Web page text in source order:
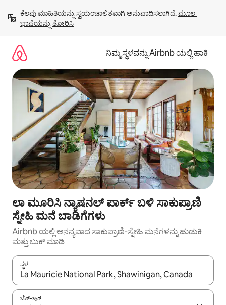
ಹೋಗಿ
ಕೆಲವು ಮಾಹಿತಿಯನ್ನು ಸ್ವಯಂಚಾಲಿತವಾಗಿ ಅನುವಾದಿಸಲಾಗಿದೆ. ಮೂಲ
ಭಾಷೆಯನ್ನು ತೋರಿಸಿ
ನಿಮ್ಮ ಸ್ಥಳವನ್ನು Airbnb ಯಲ್ಲಿ ಹಾಕಿ
ಲಾ ಮೂರಿಸಿ ನ್ಯಾಷನಲ್ ಪಾರ್ಕ್ ಬಳಿ ಸಾಕುಪ್ರಾಣಿ
ಸ್ನೇಹಿ ಮನೆ ಬಾಡಿಗೆಗಳು
Airbnb ಯಲ್ಲಿ ಅನನ್ಯವಾದ ಸಾಕುಪ್ರಾಣಿ-ಸ್ನೇಹಿ ಮನೆಗಳನ್ನು ಹುಡುಕಿ
ಮತ್ತು ಬುಕ್ ಮಾಡಿ
ಸ್ಥಳ
ಫಲಿತಾಂಶಗಳು ಲಭ್ಯವಿರುವಾಗ, ಅಪ್ ಮತ್ತು ಡೌನ್ ಬಾಣದ ಕೀಲಿಗಳೊಂದಿಗೆ
ಚೆಕ್-ಇನ್